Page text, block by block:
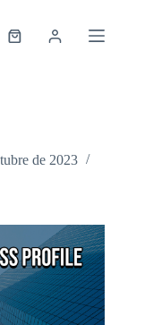
Carro
de 2023